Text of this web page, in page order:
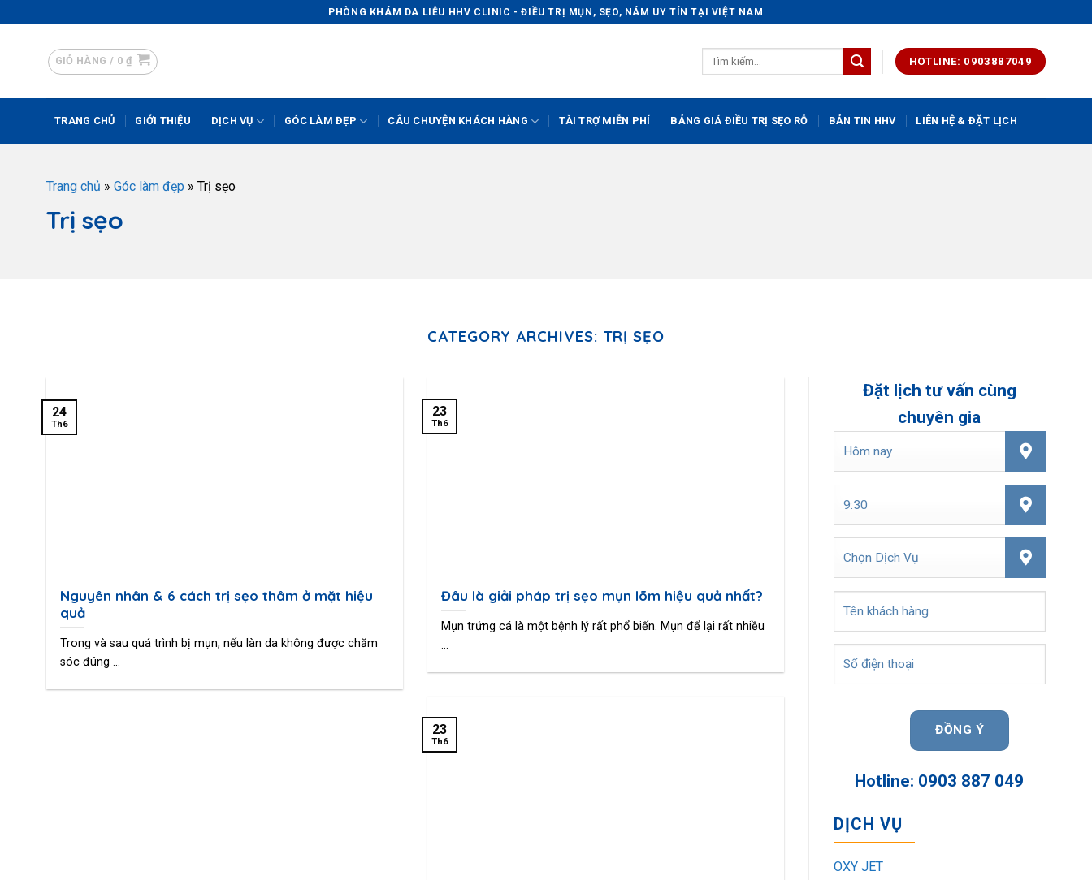
PHÒNG KHÁM DA LIỄU HHV CLINIC - ĐIỀU TRỊ MỤN, SẸO, NÁM UY TÍN TẠI VIỆT NAM
GIỎ HÀNG / 0 ₫ HOTLINE: 0903887049
TRANG CHỦ GIỚI THIỆU DỊCH VỤ GÓC LÀM ĐẸP CÂU CHUYỆN KHÁCH HÀNG TÀI TRỢ MIỄN PHÍ BẢNG GIÁ ĐIỀU TRỊ SẸO RỖ BẢN TIN HHV LIÊN HỆ & ĐẶT LỊCH
Trang chủ » Góc làm đẹp » Trị sẹo
Trị sẹo
CATEGORY ARCHIVES: TRỊ SẸO
Nguyên nhân & 6 cách trị sẹo thâm ở mặt hiệu
quả
Trong và sau quá trình bị mụn, nếu làn da không được chăm
sóc đúng ...
24
Th6
Đâu là giải pháp trị sẹo mụn lõm hiệu quả nhất?
Mụn trứng cá là một bệnh lý rất phổ biến. Mụn để lại rất nhiều
...
23
Th6
23
Th6
Đặt lịch tư vấn cùng
chuyên gia
Hotline: 0903 887 049
DỊCH VỤ
OXY JET